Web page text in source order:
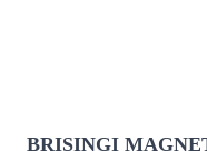
BRISINGI